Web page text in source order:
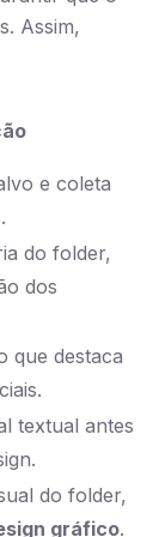
Assim,
e coleta
do folder,
dos
que destaca
textual antes
do folder,
gráfico.